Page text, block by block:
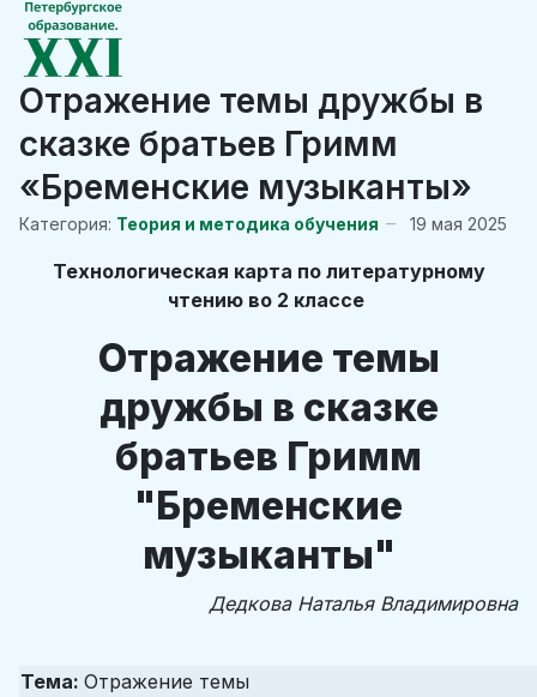
Отражение темы дружбы в
сказке братьев Гримм
«Бременские музыканты»
Категория: Теория и методика обучения 19 мая 2025
Технологическая карта по литературному
чтению во 2 классе
Отражение темы
дружбы в сказке
братьев Гримм
"Бременские
музыканты"
Дедкова Наталья Владимировна
Тема: Отражение темы